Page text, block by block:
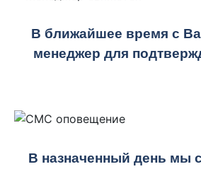
В ближайшее время с
менеджер для
В назначенный день мы